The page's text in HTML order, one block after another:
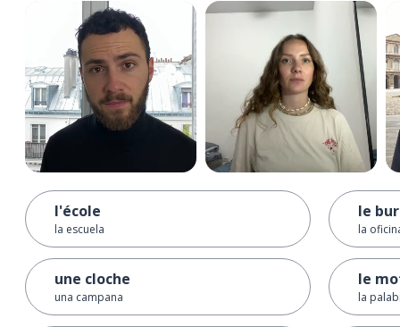
l'école
la escuela
une cloche
una campana
le
la
le
la